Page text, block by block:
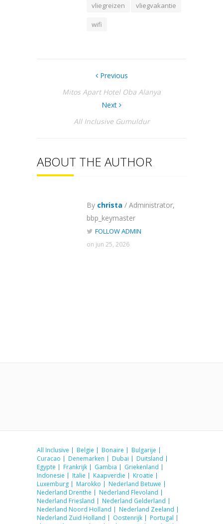
vliegreizen vliegvakantie
wifi
Previous
Mitos Apart Hotel Oba Alanya
Next
All Inclusive Gumuldur
ABOUT THE AUTHOR
By christa / Administrator,
bbp_keymaster
FOLLOW ADMIN
on jun 25, 2026
All Inclusive Belgie Bonaire
Bulgarije
Curacao
Denemarken Dubai
Duitsland
Egypte
Frankrijk Gambia
Griekenland
Indonesie
Italie Kaapverdie
Kroatie
Luxemburg
Marokko
Nederland Betuwe
Nederland Drenthe
Nederland Flevoland
Nederland Friesland
Nederland Gelderland
Nederland Noord Holland
Nederland Zeeland
Nederland Zuid Holland
Oostenrijk
Portugal